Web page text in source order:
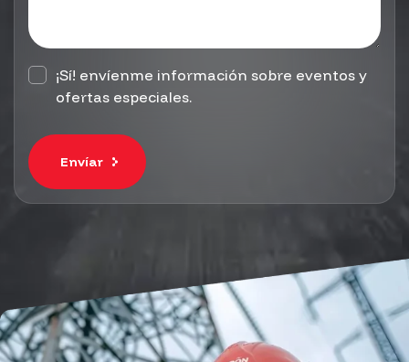
¡Sí! envíenme información sobre eventos y
ofertas especiales.
Envíar